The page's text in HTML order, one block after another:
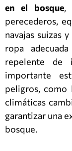
en el bosque,
perecederos,
navajas suizas
ropa
repelente de
importante
peligros, como
climáticas
garantizar una
bosque.